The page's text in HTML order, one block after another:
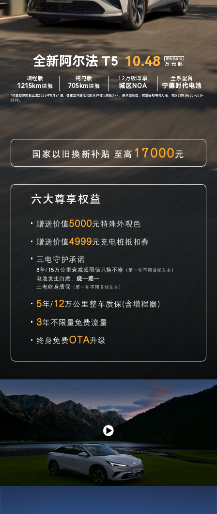
全新阿尔法 T5 10.48 限时优惠价
万元起
增程版
1215km续航
纯电版
705km续航
12万级即享
城区NOA
全系配备
宁德时代电池
*权益有效期截止至2026年8月31日，各车型详细活动政策详情以极狐APP、授权经销商、权益告知书等为准，或拨打热线400-000-
8899。
国家以旧换新补贴 至高 17000元
六大尊享权益
赠送价值5000元特殊外观色
赠送价值4999元充电桩抵扣券
三电守护承诺
8年/15万公里衰减超限值只换不修 （第一年不限首任车主）
电池发生自燃，烧一赔一
三电终身质保
（第一年不限首任车主）
5年/12万公里整车质保(含增程器)
3年不限量免费流量
终身免费OTA升级